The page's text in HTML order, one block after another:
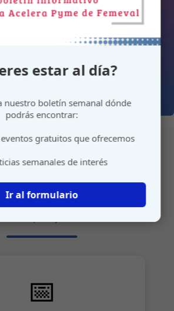
personalizada
o envíenos sus sugerencias de
📅
estar al día?
nuestro boletín semanal dónde
podrás encontrar:
gratuitos que ofrecemos
semanales de interés
Ir al formulario